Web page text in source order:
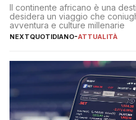
Il continente africano è una
desidera un viaggio che
avventura e culture millenarie
NEXTQUOTIDIANO-ATTUALITÀ